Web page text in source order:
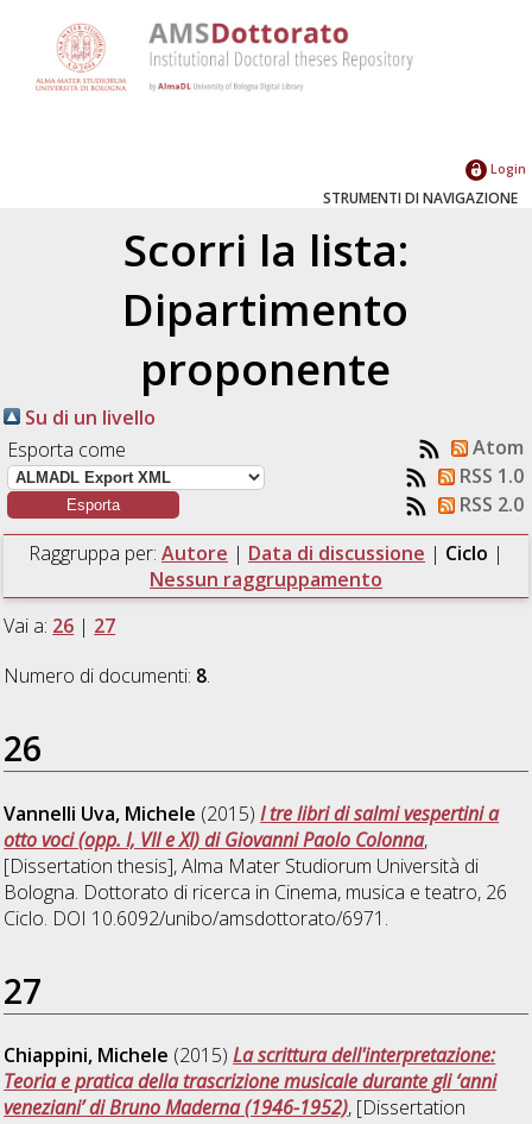
Login
STRUMENTI DI NAVIGAZIONE
Scorri la lista:
Dipartimento
proponente
Su di un livello
Esporta come
Atom
RSS 1.0
RSS 2.0
Raggruppa per: Autore | Data di discussione | Ciclo |
Nessun raggruppamento
Vai a: 26 | 27
Numero di documenti: 8.
26
Vannelli Uva, Michele (2015)I tre libri di salmi vespertini a
otto voci (opp. I, VII e XI) di Giovanni Paolo Colonna,
[Dissertation thesis], Alma Mater Studiorum Università di
Bologna. Dottorato di ricerca in Cinema, musica e teatro, 26
Ciclo. DOI 10.6092/unibo/amsdottorato/6971.
27
Chiappini, Michele (2015)La scrittura dell'interpretazione:
Teoria e pratica della trascrizione musicale durante gli ‘anni
veneziani’ di Bruno Maderna (1946-1952), [Dissertation